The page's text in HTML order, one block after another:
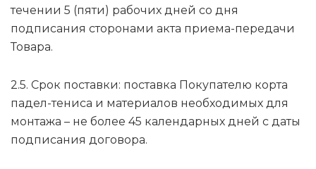
течении 5 (пяти) рабочих дней со дня
подписания сторонами акта приема-передачи
Товара.
2.5. Срок поставки: поставка Покупателю корта
падел-тениса и материалов необходимых для
монтажа – не более 45 календарных дней с даты
подписания договора.